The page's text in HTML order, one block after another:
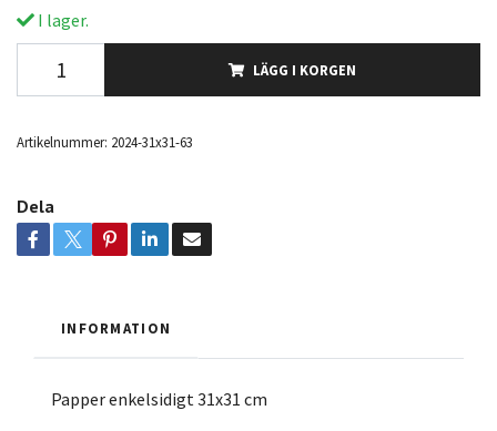
I lager.
LÄGG I KORGEN
Artikelnummer: 2024-31x31-63
Dela
INFORMATION
Papper enkelsidigt 31x31 cm